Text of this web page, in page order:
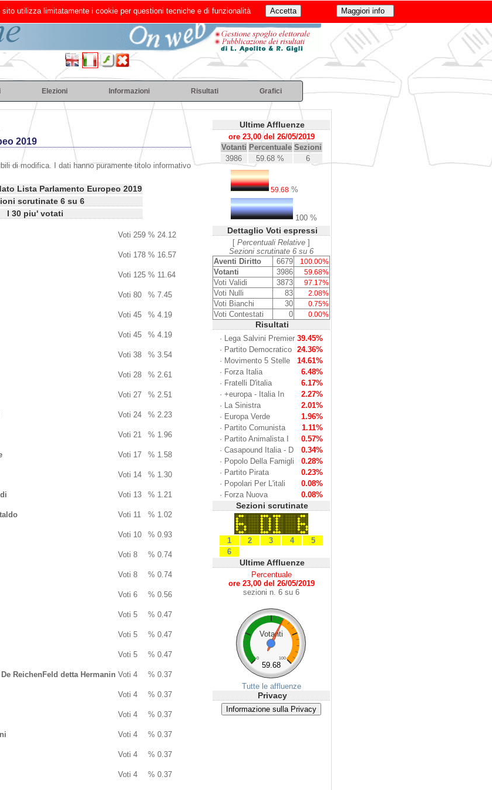
Elezioni Informazioni Risultati Grafici
2019
di modifica. I dati hanno puramente titolo informativo
Lista Parlamento Europeo 2019
scrutinate 6 su 6
I 30 piu' votati
Voti 259 % 24.12
Voti 178 % 16.57
Voti 125 % 11.64
Voti 80 % 7.45
Voti 45 % 4.19
Voti 45 % 4.19
Voti 38 % 3.54
Voti 28 % 2.61
Voti 27 % 2.51
Voti 24 % 2.23
Voti 21 % 1.96
Voti 17 % 1.58
Voti 14 % 1.30
Voti 13 % 1.21
Voti 11 % 1.02
Voti 10 % 0.93
Voti 8 % 0.74
Voti 8 % 0.74
Voti 6 % 0.56
Voti 5 % 0.47
Voti 5 % 0.47
Voti 5 % 0.47
ReichenFeld detta Hermanin Voti 4 % 0.37
Voti 4 % 0.37
Voti 4 % 0.37
Voti 4 % 0.37
Voti 4 % 0.37
Voti 4 % 0.37
Ultime Affluenze
ore 23,00 del 26/05/2019
Votanti Percentuale Sezioni
3986
59.68 % 6
59.68 %
100 %
Dettaglio Voti espressi
[ Percentuali Relative ]
Sezioni scrutinate 6 su 6
Aventi Diritto
6679 100.00%
Votanti 3986 59.68%
Voti Validi 3873 97.17%
Voti Nulli 83 2.08%
Voti Bianchi 30 0.75%
Voti Contestati 0 0.00%
Risultati
· Lega Salvini Premier 39.45%
· Partito Democratico 24.36%
· Movimento 5 Stelle
14.61%
· Forza Italia
6.48%
· Fratelli D'italia
6.17%
· +europa - Italia In
2.27%
· La Sinistra
2.01%
· Europa Verde
1.96%
· Partito Comunista
1.11%
· Partito Animalista I
0.57%
· Casapound Italia - D
0.34%
· Popolo Della Famigli
0.28%
· Partito Pirata
0.23%
· Popolari Per L'itali
0.08%
· Forza Nuova 0.08%
Sezioni scrutinate
1 2 3 4
5
6
Ultime Affluenze
Percentuale
ore 23,00 del 26/05/2019
sezioni n. 6 su 6
Votanti
0 100
59.68
Tutte le affluenze
sito utilizza limitatamente i cookie per questioni tecniche e di funzionalità
Privacy